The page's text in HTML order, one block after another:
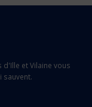
d'Ille et Vilaine vous
sauvent.